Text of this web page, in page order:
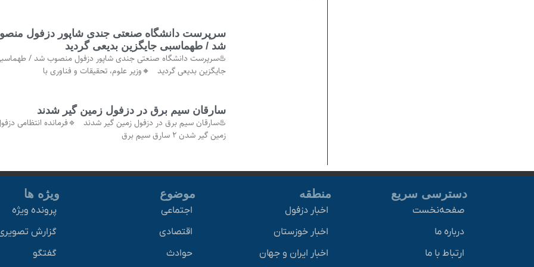
سرپرست دانشگاه صنعتی جندی شاپور دزفول
شد / طهماسبی جایگزین بدیعی گردید
♨️سرپرست دانشگاه صنعتی جندی شاپور دزفول منصوب شد /
جایگزین بدیعی گردید 🔸وزیر علوم، تحقیقات و فناوری با
سارقان سیم برق در دزفول زمین گیر شدند
♨️سارقان سیم برق در دزفول زمین گیر شدند 🔹فرمانده انتظامی
زمین گیر شدن ۲ سارق سیم برق
دسترسی سریع
صفحه‌نخست
درباره ما
ارتباط با ما
منطقه
اخبار دزفول
اخبار خوزستان
اخبار ایران و جهان
موضوع
اجتماعی
اقتصادی
حوادث
ویژه ها
پرونده ویژه
گزارش
گفتگو